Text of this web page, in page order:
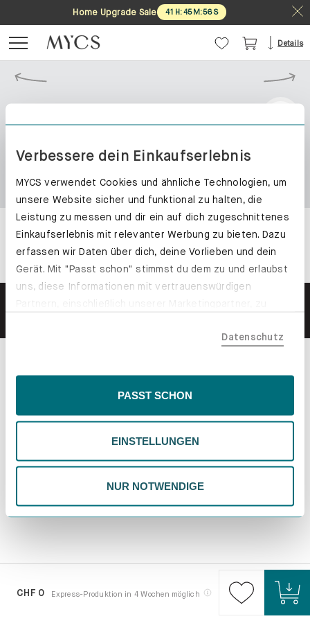
Verbessere dein Einkaufserlebnis
MYCS verwendet Cookies und ähnliche Technologien, um
unsere Website sicher und funktional zu halten, die
Leistung zu messen und dir ein auf dich zugeschnittenes
Einkaufserlebnis mit relevanter Werbung zu bieten. Dazu
erfassen wir Daten über dich, deine Vorlieben und dein
Gerät. Mit "Passt schon" stimmst du dem zu und erlaubst
uns, diese Informationen mit vertrauenswürdigen
der EU, beispielsweise in den USA, verarbeitet werden
Inhalte eingeschränkt sein könnten. Wähle
deiner Präferenzen. Du kannst deine Wahl jederzeit
ändern. Weitere Informationen findest du in unserer
Datenschutzrichtlinie.
Datenschutz
PASST SCHON
EINSTELLUNGEN
NUR NOTWENDIGE
Home Upgrade Sale 41 H:45M:56S
Details
CHF 0 Express-Produktion in 4 Wochen möglich